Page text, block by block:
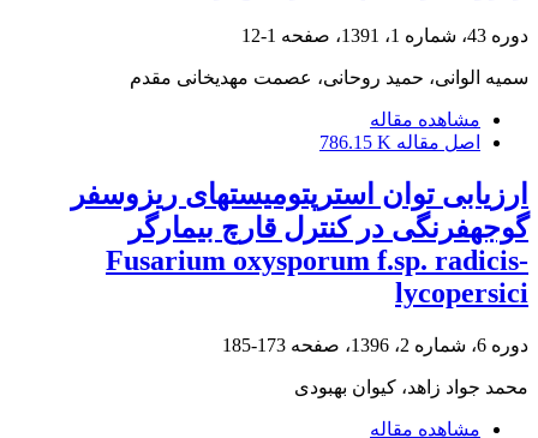
دوره 43، شماره 1، 1391، صفحه 1-12
سمیه الوانی، حمید روحانی، عصمت مهدیخانی مقدم
مشاهده مقاله
اصل مقاله 786.15 K
ارزیابی توان استرپتومیست‏های ریزوسفر
گوجه‏فرنگی در کنترل قارچ بیمارگر
Fusarium oxysporum f.sp. radicis-
lycopersici
دوره 6، شماره 2، 1396، صفحه 173-185
محمد جواد زاهد، کیوان بهبودی
مشاهده مقاله